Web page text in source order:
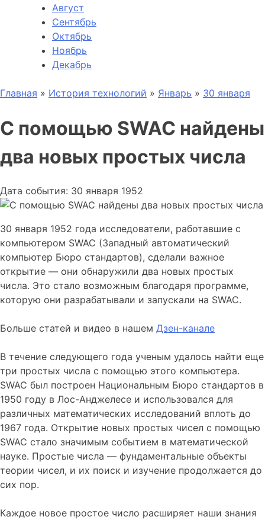
Август
Сентябрь
Октябрь
Ноябрь
Декабрь
Главная » История технологий » Январь » 30 января
С помощью SWAC найдены
два новых простых числа
Дата события: 30 января 1952
30 января 1952 года исследователи, работавшие с
компьютером SWAC (Западный автоматический
компьютер Бюро стандартов), сделали важное
открытие — они обнаружили два новых простых
числа. Это стало возможным благодаря программе,
которую они разрабатывали и запускали на SWAC.
Больше статей и видео в нашем Дзен-канале
В течение следующего года ученым удалось найти еще
три простых числа с помощью этого компьютера.
SWAC был построен Национальным Бюро стандартов в
1950 году в Лос-Анджелесе и использовался для
различных математических исследований вплоть до
1967 года. Открытие новых простых чисел с помощью
SWAC стало значимым событием в математической
науке. Простые числа — фундаментальные объекты
теории чисел, и их поиск и изучение продолжается до
сих пор.
Каждое новое простое число расширяет наши знания